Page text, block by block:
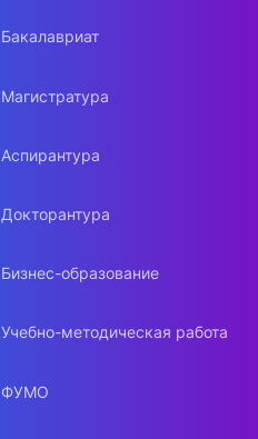
Бакалавриат
Магистратура
Аспирантура
Докторантура
Бизнес-образование
Учебно-методическая работа
ФУМО